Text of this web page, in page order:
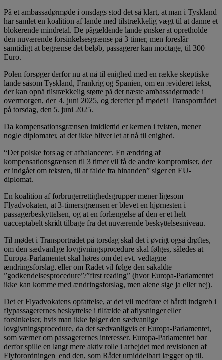
På et ambassadørmøde i onsdags stod det så klart, at man i Tyskland
har samlet en koalition af lande med tilstrækkelig vægt til at danne et
blokerende mindretal. De pågældende lande ønsker at opretholde
den nuværende forsinkelsesgrænse på 3 timer, men foreslår
samtidigt at begrænse det beløb, passagerer kan modtage, til 300
Euro.
Polen forsøger derfor nu at nå til enighed med en række skeptiske
lande såsom Tyskland, Frankrig og Spanien, om en revideret tekst,
der kan opnå tilstrækkelig støtte på det næste ambassadørmøde i
overmorgen, den 4. juni 2025, og derefter på mødet i Transportrådet
på torsdag, den 5. juni 2025.
Da kompensationsgrænsen imidlertid er kernen i tvisten, mener
nogle diplomater, at det ikke bliver let at nå til enighed.
“Det polske forslag er afbalanceret. En ændring af
kompensationsgrænsen til 3 timer vil få de andre kompromiser, der
er indgået om teksten, til at falde fra hinanden” siger en EU-
diplomat.
En koalition af forbrugerrettighedsgrupper mener ligesom
Flyadvokaten, at 3-timersgrænsen er blevet en hjørnesten i
passagerbeskyttelsen, og at en forlængelse af den er et helt
uacceptabelt skridt tilbage fra det nuværende beskyttelsesniveau.
Til mødet i Transportrådet på torsdag skal det i øvrigt også drøftes,
om den sædvanlige lovgivningsprocedure skal følges, således at
Europa-Parlamentet skal høres om det evt. vedtagne
ændringsforslag, eller om Rådet vil følge den såkaldte
”godkendelsesprocedure”/”first reading” (hvor Europa-Parlamentet
ikke kan komme med ændringsforslag, men alene sige ja eller nej).
Det er Flyadvokatens opfattelse, at det vil medføre et hårdt indgreb i
flypassagerernes beskyttelse i tilfælde af aflysninger eller
forsinkelser, hvis man ikke følger den sædvanlige
lovgivningsprocedure, da det sædvanligvis er Europa-Parlamentet,
som værner om passagerernes interesser. Europa-Parlamentet bør
derfor spille en langt mere aktiv rolle i arbejdet med revisionen af
Flyforordningen, end den, som Rådet umiddelbart lægger op til.